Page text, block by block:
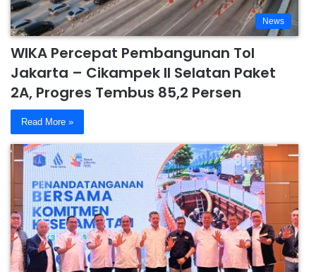
News
WIKA Percepat Pembangunan Tol
Jakarta – Cikampek II Selatan Paket
2A, Progres Tembus 85,2 Persen
Read More »